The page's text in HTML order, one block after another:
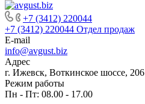
+7 (3412) 220044
+7 (3412) 220044 Отдел продаж
E-mail
info@avgust.biz
Адрес
г. Ижевск, Воткинское шоссе, 206
Режим работы
Пн - Пт: 08.00 - 17.00